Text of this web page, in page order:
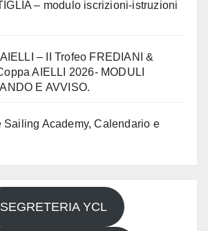
– modulo iscrizioni-istruzioni
– II Trofeo FREDIANI &
AIELLI 2026- MODULI
E AVVISO.
Sailing Academy, Calendario e
SEGRETERIA YCL